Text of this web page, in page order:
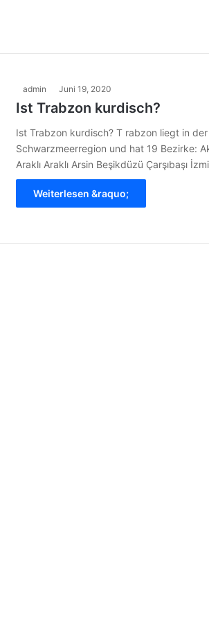
admin Juni 19, 2020
Ist Trabzon kurdisch?
Ist Trabzon kurdisch? T rabzon liegt in der
Schwarzmeerregion und hat 19 Bezirke:
Araklı Araklı Arsin Beşikdüzü Çarşıbaşı
Weiterlesen &raquo;